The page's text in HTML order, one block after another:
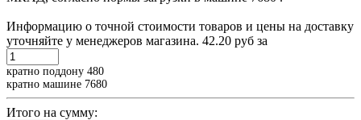
Информацию о точной стоимости товаров и цены на доставку
уточняйте у менеджеров магазина. 42.20 руб за
кратно поддону 480
кратно машине 7680
Итого на сумму: